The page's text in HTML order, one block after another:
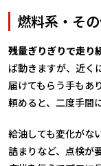
燃料系・そ
残量ぎりぎりで走り
ば動きますが、近く
届けてもらう手もあ
頼めると、二度手間
給油しても変化がな
詰まりなど、点検が